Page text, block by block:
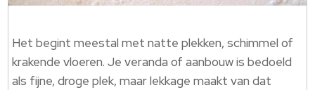
Het begint meestal met natte plekken, schimmel of
krakende vloeren. Je veranda of aanbouw is bedoeld
als fijne, droge plek, maar lekkage maakt van dat